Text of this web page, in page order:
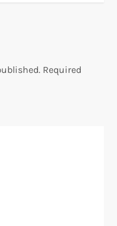
Required